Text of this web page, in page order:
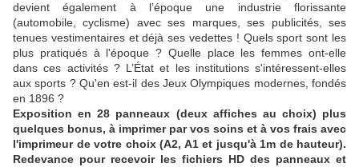
devient également à l’époque une industrie florissante
(automobile, cyclisme) avec ses marques, ses publicités, ses
tenues vestimentaires et déjà ses vedettes ! Quels sport sont les
plus pratiqués à l'époque ? Quelle place les femmes ont-elle
dans ces activités ? L’État et les institutions s'intéressent-elles
aux sports ? Qu'en est-il des Jeux Olympiques modernes, fondés
en 1896 ?
Exposition en 28 panneaux (deux affiches au choix) plus
quelques bonus, à imprimer par vos soins et à vos frais avec
l'imprimeur de votre choix (A2, A1 et jusqu'à 1m de hauteur).
Redevance pour recevoir les fichiers HD des panneaux et